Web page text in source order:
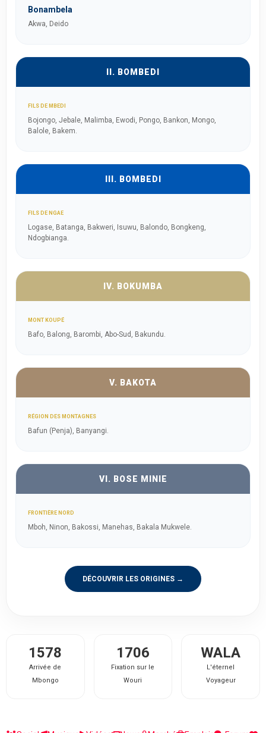
Bonambela
Akwa, Deido
II. BOMBEDI
FILS DE MBEDI
Bojongo, Jebale, Malimba, Ewodi, Pongo, Bankon, Mongo,
Balole, Bakem.
III. BOMBEDI
FILS DE NGAE
Logase, Batanga, Bakweri, Isuwu, Balondo, Bongkeng,
Ndogbianga.
IV. BOKUMBA
MONT KOUPÉ
Bafo, Balong, Barombi, Abo-Sud, Bakundu.
V. BAKOTA
RÉGION DES MONTAGNES
Bafun (Penja), Banyangi.
VI. BOSE MINIE
FRONTIÈRE NORD
Mboh, Ninon, Bakossi, Manehas, Bakala Mukwele.
DÉCOUVRIR LES ORIGINES →
1578
Arrivée de
Mbongo
1706
Fixation sur le
Wouri
WALA
L'éternel
Voyageur